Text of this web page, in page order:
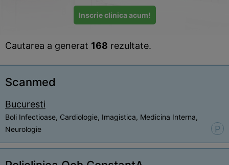
Inscrie clinica acum!
Cautarea a generat 168 rezultate.
Scanmed
Bucuresti
Boli Infectioase, Cardiologie, Imagistica, Medicina Interna,
Neurologie
P